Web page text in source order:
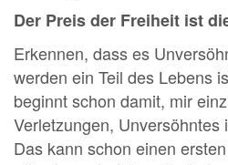
Der Preis der Freiheit ist
Erkennen, dass es
werden ein Teil des Lebens
beginnt schon damit, mir
Verletzungen, Unversöhntes
Das kann schon einen